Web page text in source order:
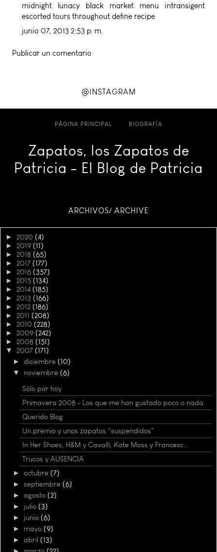
midnight lunacy black market menu intransigent
escorted tours throughout define recipe
junio 07, 2013 2:53 p. m.
Publicar un comentario
@INSTAGRAM
PÁGINA PRINCIPAL BIOGRAFÍA
Zapatos, los Zapatos de
Patricia - El Blog de Patricia
ARCHIVOS/ ARCHIVE
► 2020 (4)
► 2019 (11)
► 2018 (65)
► 2017 (177)
► 2016 (357)
► 2015 (134)
► 2014 (185)
► 2013 (166)
► 2012 (186)
► 2011 (208)
► 2010 (228)
► 2009 (242)
► 2008 (151)
▼ 2007 (171)
► diciembre (10)
▼ noviembre (6)
Sólo por hoy
Primavera 2008 - Los que me han gustado poco o nada.
Querido Blog
Un premio y unos zapatos "suspendidos"
In Her Shoes, H&M y Cavalli, Kate Moss y Francesc...
Trucos y AUSENCIA
► octubre (7)
► septiembre (6)
► agosto (2)
► julio (3)
► junio (6)
► mayo (9)
► abril (13)